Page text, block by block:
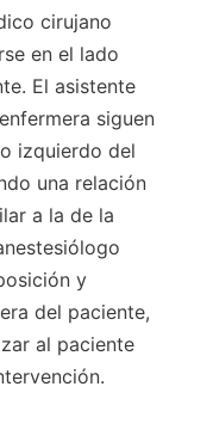
cirujano
en el lado
El asistente
siguen
izquierdo del
una relación
a la de la
y
del paciente,
al paciente